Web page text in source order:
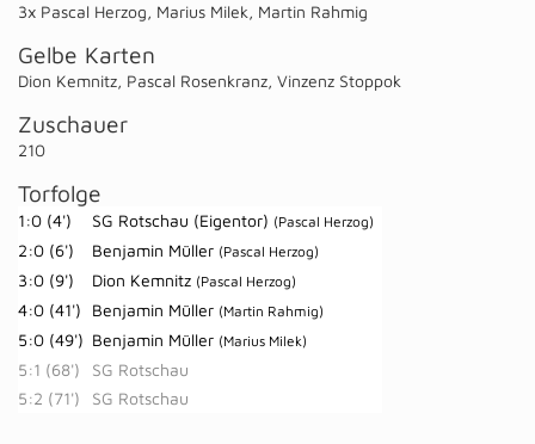
3x Pascal Herzog, Marius Milek, Martin Rahmig
Gelbe Karten
Dion Kemnitz, Pascal Rosenkranz, Vinzenz Stoppok
Zuschauer
210
Torfolge
1:0 (4') SG Rotschau (Eigentor) (Pascal Herzog)
2:0 (6') Benjamin Müller (Pascal Herzog)
3:0 (9') Dion Kemnitz (Pascal Herzog)
4:0 (41') Benjamin Müller (Martin Rahmig)
5:0 (49') Benjamin Müller (Marius Milek)
5:1 (68')
SG Rotschau
5:2 (71')
SG Rotschau